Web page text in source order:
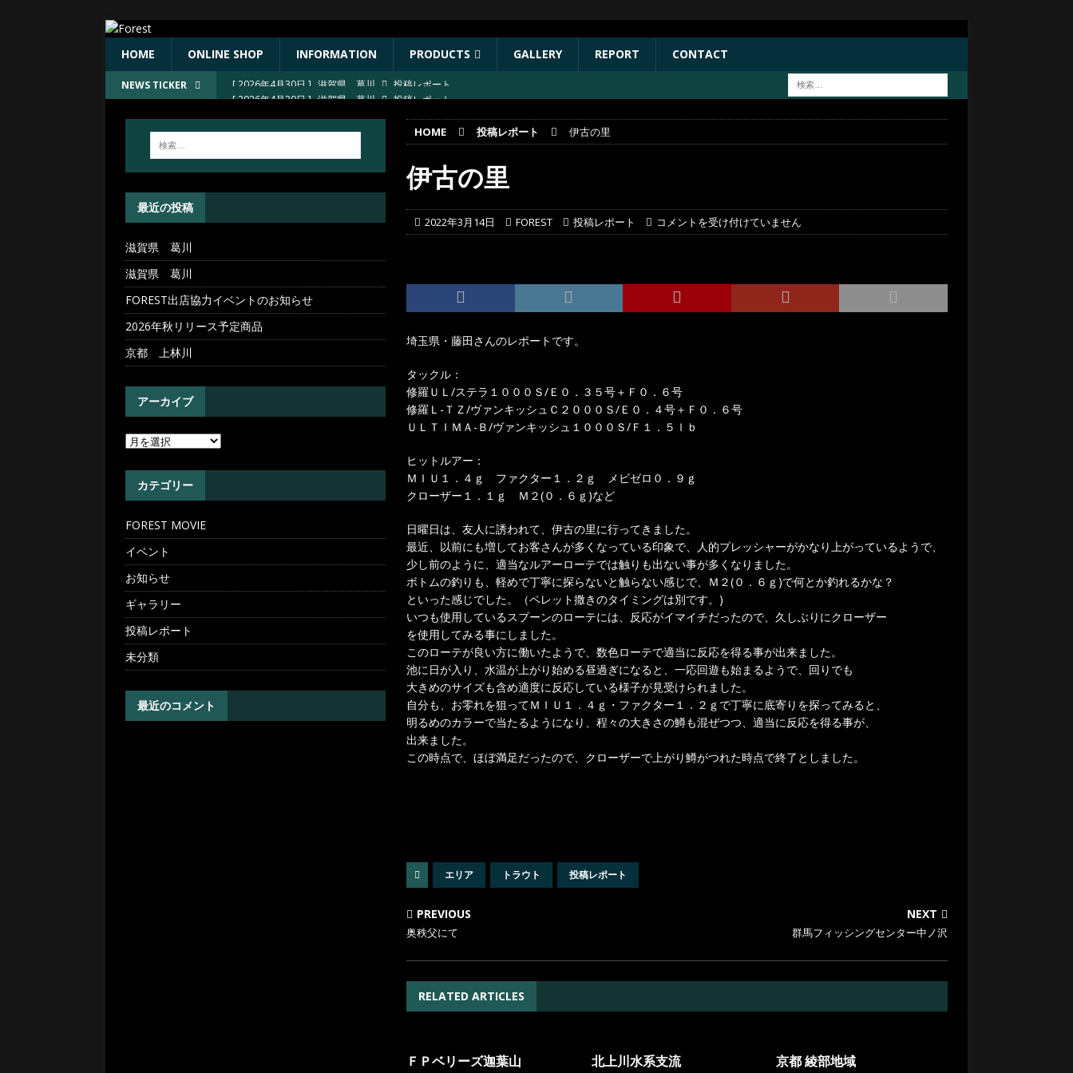
HOME ONLINE SHOP INFORMATION PRODUCTS GALLERY REPORT CONTACT
NEWS TICKER [ 2026年4月30日 ] 滋賀県 葛川
投稿レポート
2026年秋リリース予定商品
お知らせ
投稿レポート
[ 2026年4月30日 ] 滋賀県 葛川 投稿レポート
HOME 投稿レポート 伊古の里
伊古の里
2022年3月14日 FOREST 投稿レポート コメントを受け付けていません
埼玉県・藤田さんのレポートです。
タックル：
修羅ＵＬ/ステラ１０００Ｓ/Ｅ０．３５号＋Ｆ０．６号
修羅Ｌ-ＴＺ/ヴァンキッシュＣ２０００Ｓ/Ｅ０．４号＋Ｆ０．６号
ＵＬＴＩＭＡ-Ｂ/ヴァンキッシュ１０００Ｓ/Ｆ１．５ｌｂ
ヒットルアー：
ＭＩＵ１．４ｇ ファクター１．２ｇ メビゼロ０．９ｇ
クローザー１．１ｇ Ｍ２(０．６ｇ)など
日曜日は、友人に誘われて、伊古の里に行ってきました。
最近、以前にも増してお客さんが多くなっている印象で、人的プレッシャーがかなり上がっているようで、
少し前のように、適当なルアーローテでは触りも出ない事が多くなりました。
ボトムの釣りも、軽めで丁寧に探らないと触らない感じで、Ｍ２(０．６ｇ)で何とか釣れるかな？
といった感じでした。（ペレット撒きのタイミングは別です。)
いつも使用しているスプーンのローテには、反応がイマイチだったので、久しぶりにクローザー
を使用してみる事にしました。
このローテが良い方に働いたようで、数色ローテで適当に反応を得る事が出来ました。
池に日が入り、水温が上がり始める昼過ぎになると、一応回遊も始まるようで、回りでも
大きめのサイズも含め適度に反応している様子が見受けられました。
自分も、お零れを狙ってＭＩＵ１．４ｇ・ファクター１．２ｇで丁寧に底寄りを探ってみると、
明るめのカラーで当たるようになり、程々の大きさの鱒も混ぜつつ、適当に反応を得る事が、
出来ました。
この時点で、ほぼ満足だったので、クローザーで上がり鱒がつれた時点で終了としました。
エリア トラウト 投稿レポート
PREVIOUS
奥秩父にて
NEXT
群馬フィッシングセンター中ノ沢
RELATED ARTICLES
ＦＰベリーズ迦葉山 北上川水系支流 京都 綾部地域
最近の投稿
滋賀県 葛川
滋賀県 葛川
FOREST出店協力イベントのお知らせ
2026年秋リリース予定商品
京都 上林川
アーカイブ
カテゴリー
FOREST MOVIE
イベント
お知らせ
ギャラリー
投稿レポート
未分類
最近のコメント